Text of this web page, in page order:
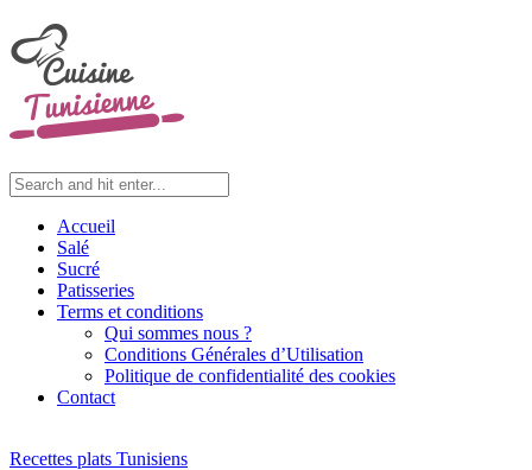
Accueil
Salé
Sucré
Patisseries
Terms et conditions
Qui sommes nous ?
Conditions Générales d’Utilisation
Politique de confidentialité des cookies
Contact
Recettes plats Tunisiens